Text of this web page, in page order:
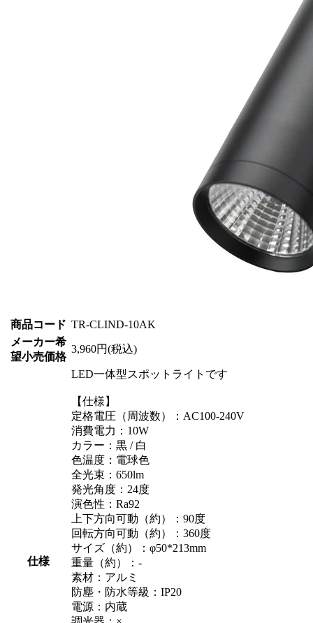
商品コード TR-CLIND-10AK
メーカー希
望小売価格
3,960円(税込)
仕様
LED一体型スポットライトです
【仕様】
定格電圧（周波数）：AC100-240V
消費電力：10W
カラー：黒 / 白
色温度：電球色
全光束：650lm
発光角度：24度
演色性：Ra92
上下方向可動（約）：90度
回転方向可動（約）：360度
サイズ（約）：φ50*213mm
重量（約）：-
素材：アルミ
防塵・防水等級：IP20
電源：内蔵